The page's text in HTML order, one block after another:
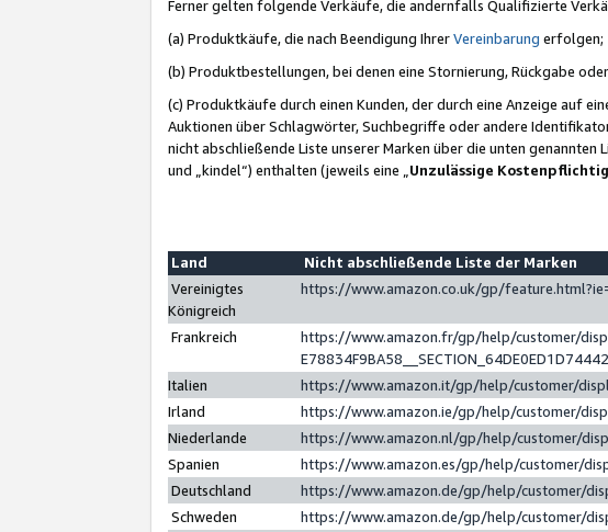
Ferner gelten folgende Verkäufe, die andernfalls Qualifizierte
(a) Produktkäufe, die nach Beendigung IhrerVereinbarung erfolgen;
(b) Produktbestellungen, bei denen eine Stornierung, Rückgabe
(c) Produktkäufe durch einen Kunden, der durch eine Anzeige auf
Auktionen über Schlagwörter, Suchbegriffe oder andere
nicht abschließende Liste unserer Marken über die unten
und „kindel“) enthalten (jeweils eine „ Unzulässige
Land
Nicht abschließende Liste der Marken
Vereinigtes
Königreich
https://www.amazon.co.uk/gp/
Frankreich
https://www.amazon.fr/gp/help/customer/
Italien
https://www.amazon.it/gp/help/customer/
Irland
https://www.amazon.ie/gp/help/customer/
Niederlande
https://www.amazon.nl/gp/help/customer/
Spanien
https://www.amazon.es/gp/help/customer/
Deutschland
https://www.amazon.de/gp/help/customer/
Schweden
https://www.amazon.de/gp/help/customer/